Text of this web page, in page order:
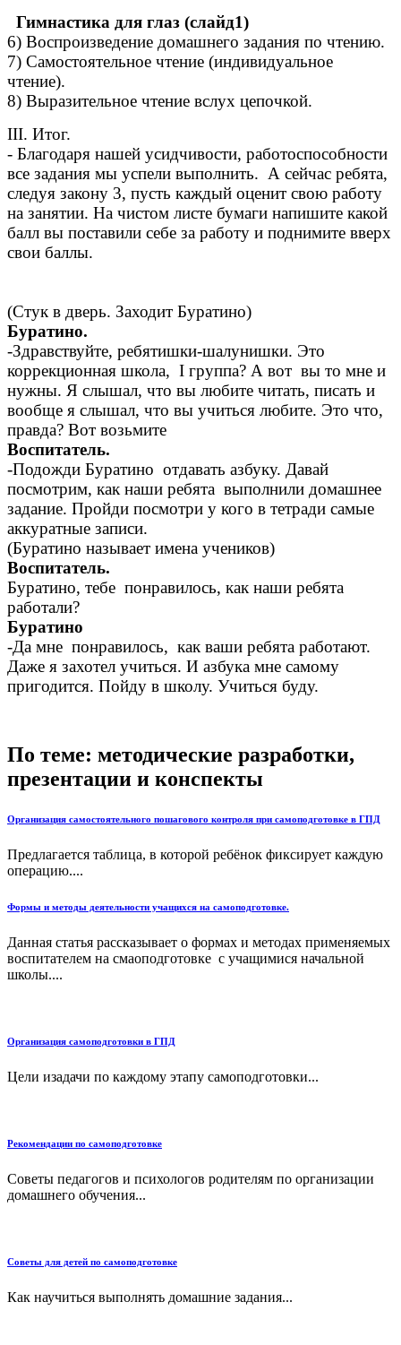
Гимнастика для глаз (слайд1)
6) Воспроизведение домашнего задания по чтению.
7) Самостоятельное чтение (индивидуальное
чтение).
8) Выразительное чтение вслух цепочкой.
III. Итог.
- Благодаря нашей усидчивости, работоспособности
все задания мы успели выполнить. А сейчас ребята,
следуя закону 3, пусть каждый оценит свою работу
на занятии. На чистом листе бумаги напишите какой
балл вы поставили себе за работу и поднимите вверх
свои баллы.
(Стук в дверь. Заходит Буратино)
Буратино.
-Здравствуйте, ребятишки-шалунишки. Это
коррекционная школа, I группа? А вот вы то мне и
нужны. Я слышал, что вы любите читать, писать и
вообще я слышал, что вы учиться любите. Это что,
правда? Вот возьмите
Воспитатель.
-Подожди Буратино отдавать азбуку. Давай
посмотрим, как наши ребята выполнили домашнее
задание. Пройди посмотри у кого в тетради самые
аккуратные записи.
(Буратино называет имена учеников)
Воспитатель.
Буратино, тебе понравилось, как наши ребята
работали?
Буратино
-Да мне понравилось, как ваши ребята работают.
Даже я захотел учиться. И азбука мне самому
пригодится. Пойду в школу. Учиться буду.
По теме: методические разработки,
презентации и конспекты
Организация самостоятельного пошагового контроля при самоподготовке в ГПД
Предлагается таблица, в которой ребёнок фиксирует каждую
операцию....
Формы и методы деятельности учащихся на самоподготовке.
Данная статья рассказывает о формах и методах применяемых
воспитателем на смаоподготовке с учащимися начальной
школы....
Организация самоподготовки в ГПД
Цели изадачи по каждому этапу самоподготовки...
Рекомендации по самоподготовке
Советы педагогов и психологов родителям по организации
домашнего обучения...
Советы для детей по самоподготовке
Как научиться выполнять домашние задания...